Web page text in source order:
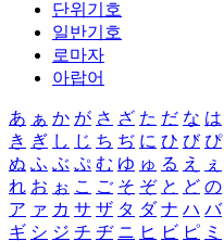
단위기호
일반기호
로마자
아랍어
あ ぁ か が さ ざ た だ な は
き ぎ し じ ち ぢ に ひ び ぴ
ぬ ふ ぶ ぷ む ゆ ゅ る え ぇ
れ お ぉ こ ご そ ぞ と ど の
ア ァ カ サ ザ タ ダ ナ ハ バ
ギ シ ジ チ ヂ ニ ヒ ビ ピ ミ